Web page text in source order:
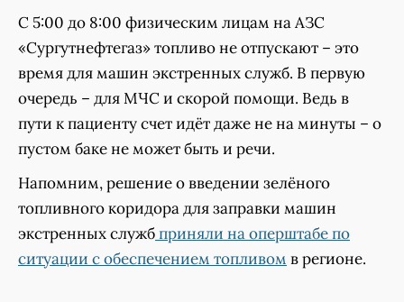
С 5:00 до 8:00 физическим лицам на АЗС
«Сургутнефтегаз» топливо не отпускают – это
время для машин экстренных служб. В первую
очередь – для МЧС и скорой помощи. Ведь в
пути к пациенту счет идёт даже не на минуты – о
пустом баке не может быть и речи.
Напомним, решение о введении зелёного
топливного коридора для заправки машин
экстренных службприняли на оперштабе по
ситуации с обеспечением топливом в регионе.